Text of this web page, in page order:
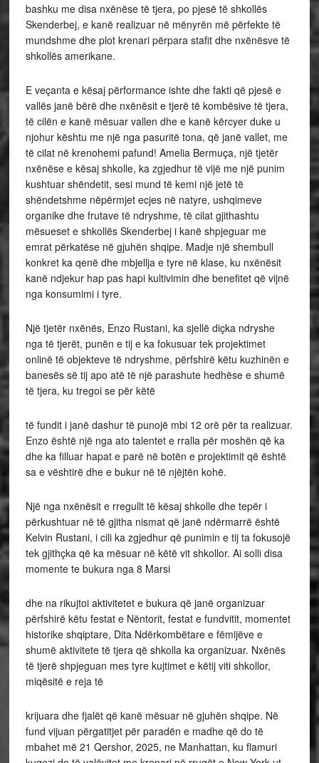
bashku me disa nxënëse të tjera, po pjesë të shkollës
Skenderbej, e kanë realizuar në mënyrën më përfekte të
mundshme dhe plot krenari përpara stafit dhe nxënësve të
shkollës amerikane.
E veçanta e kësaj përformance ishte dhe fakti që pjesë e
vallës janë bërë dhe nxënësit e tjerë të kombësive të tjera,
të cilën e kanë mësuar vallen dhe e kanë kërcyer duke u
njohur kështu me një nga pasuritë tona, që janë vallet, me
të cilat në krenohemi pafund! Amelia Bermuça, një tjetër
nxënëse e kësaj shkolle, ka zgjedhur të vijë me një punim
kushtuar shëndetit, sesi mund të kemi një jetë të
shëndetshme nëpërmjet ecjes në natyre, ushqimeve
organike dhe frutave të ndryshme, të cilat gjithashtu
mësueset e shkollës Skenderbej i kanë shpjeguar me
emrat përkatëse në gjuhën shqipe. Madje një shembull
konkret ka qenë dhe mbjellja e tyre në klase, ku nxënësit
kanë ndjekur hap pas hapi kultivimin dhe benefitet që vijnë
nga konsumimi i tyre.
Një tjetër nxënës, Enzo Rustani, ka sjellë diçka ndryshe
nga të tjerët, punën e tij e ka fokusuar tek projektimet
onlinë të objekteve të ndryshme, përfshirë këtu kuzhinën e
banesës së tij apo atë të një parashute hedhëse e shumë
të tjera, ku tregoi se për këtë
të fundit i janë dashur të punojë mbi 12 orë për ta realizuar.
Enzo është një nga ato talentet e rralla për moshën që ka
dhe ka filluar hapat e parë në botën e projektimit që është
sa e vështirë dhe e bukur në të njëjtën kohë.
Një nga nxënësit e rregullt të kësaj shkolle dhe tepër i
përkushtuar në të gjitha nismat që janë ndërmarrë është
Kelvin Rustani, i cili ka zgjedhur që punimin e tij ta fokusojë
tek gjithçka që ka mësuar në këtë vit shkollor. Ai solli disa
momente te bukura nga 8 Marsi
dhe na rikujtoi aktivitetet e bukura që janë organizuar
përfshirë këtu festat e Nëntorit, festat e fundvitit, momentet
historike shqiptare, Dita Ndërkombëtare e fëmijëve e
shumë aktivitete të tjera që shkolla ka organizuar. Nxënës
të tjerë shpjeguan mes tyre kujtimet e këtij viti shkollor,
miqësitë e reja të
krijuara dhe fjalët që kanë mësuar në gjuhën shqipe. Në
fund vijuan përgatitjet për paradën e madhe që do të
mbahet më 21 Qershor, 2025, ne Manhattan, ku flamuri